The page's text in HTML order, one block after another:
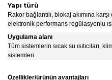
Yapı türü
Rakor bağlantılı, blokaj akımına
elektronik performans regülasyonlu
Uygulama alanı
Tüm sistemlerin sıcak su ısıtıcıları,
sistemleri.
Özellikler/ürünün avantajları